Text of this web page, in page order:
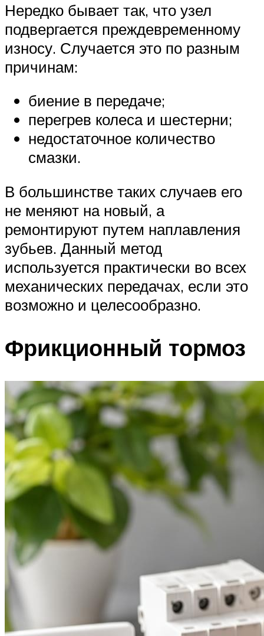
Нередко бывает так, что узел
подвергается преждевременному
износу. Случается это по разным
причинам:
биение в передаче;
перегрев колеса и шестерни;
недостаточное количество
смазки.
В большинстве таких случаев его
не меняют на новый, а
ремонтируют путем наплавления
зубьев. Данный метод
используется практически во всех
механических передачах, если это
возможно и целесообразно.
Фрикционный тормоз